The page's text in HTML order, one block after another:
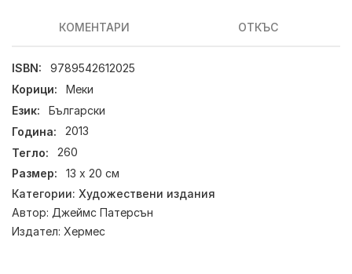
КОМЕНТАРИ ОТКЪС
ISBN:
9789542612025
Корици:
Меки
Език:
Български
Година:
2013
Тегло:
260
Размер:
13 х 20 см
Категории: Художествени издания
Автор: Джеймс Патерсън
Издател: Хермес